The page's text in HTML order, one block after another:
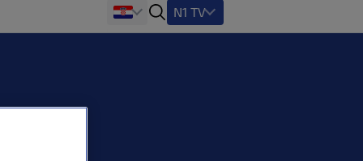
N1 TV